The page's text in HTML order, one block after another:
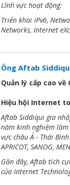
Lĩnh vực hoạt động:
Triển khai IPv6,
Networks, Internet
Ông Aftab
Quản lý cấp cao
Hiệu hội Internet
Aftab Siddiqui gia
năm kinh nghiệm
vực châu Á - Thái
APRICOT, SANOG,
Gần đây, Aftab tích
của Internet